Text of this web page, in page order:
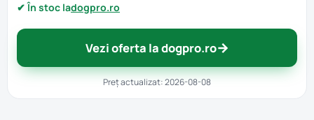
✔ În stoc ladogpro.ro
Vezi oferta la dogpro.ro→
Preț actualizat: 2026-08-08